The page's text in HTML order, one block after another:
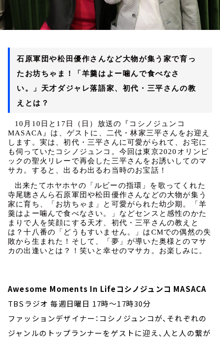
石原軍団や松田優作さんなど大物が集う家で育っ
たお坊ちゃま！「羊羹はよー噛んで食べなさ
い。」天才ダジャレ落語家、初代・三平さんの教
えとは？
10 月 10 日と 17 日（日）放送の『コシノジュンコ
MASACA』は、ゲストに、二代・林家三平さんをお迎え
します。実は、初代・三平さんに可愛がられて、お宅に
も伺っていたコシノジュンコ。今回は東京2020 オリンピ
ックの聖火リレーで再会した三平さんをお誘いしてのマ
サカ。すると、出るわ出るわ当時のお宝話！
出来たてホヤホヤの「ルビーの指環」を歌ってくれた
寺尾聰さんら石原軍団や松田優作さんなどの大物が集う
家に育ち、「お坊ちゃま」と可愛がられた幼少期。「羊
羹はよー噛んで食べなさい。」などセンスと感性のかた
まりで人を笑顔にする天才、初代・三平さんの教えと
は？十八番の「どうもすいません。」はCMでの偶然の失
敗から生まれた！そして、「夢」が導いた奥様とのマサ
カの出逢いとは？！笑いと幸せのマサカ。お楽しみに。
Awesome Moments In Lifeコシノジュンコ MASACA
TBSラジオ 毎週日曜日 17時～17時30分
ファッションデザイナー：コシノジュンコが、それぞれの
ジャンルのトップランナーをゲストに迎え、人と人の繋が